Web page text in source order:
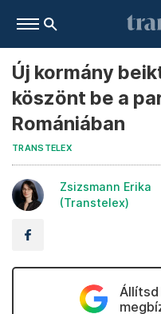
Új kormány
köszönt be a
Romániában
TRANSTELEX
Zsizsmann Erika
(Transtelex)
Állítsd